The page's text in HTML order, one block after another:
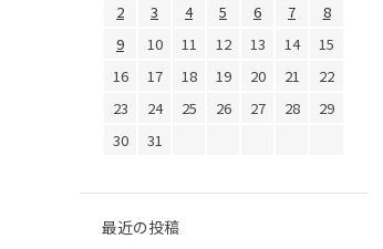
2
3 4 5 6 7
8
9
10 11 12 13 14
15
16
17 18 19 20 21
22
23
24 25 26 27 28
29
30
31
最近の投稿